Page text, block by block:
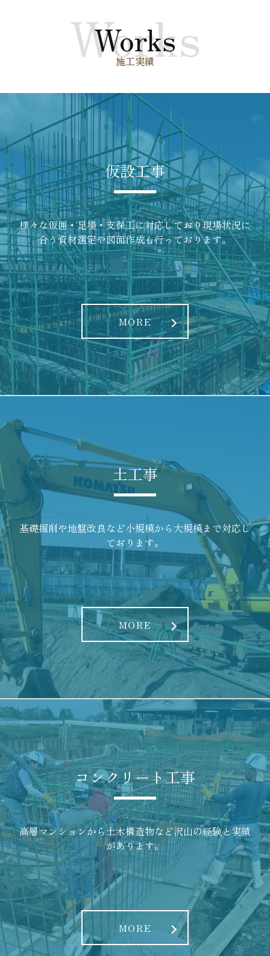
Works
Works
施工実績
仮設工事
様々な仮囲・足場・支保工に対応しており現場状況に
合う資材選定や図面作成も行っております。
MORE
土工事
基礎掘削や地盤改良など小規模から大規模まで対応し
ております。
MORE
コンクリート工事
高層マンションから土木構造物など沢山の経験と実績
があります。
MORE